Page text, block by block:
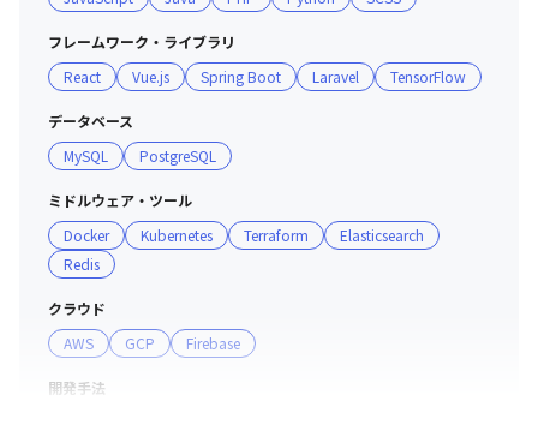
・大阪本社には、社員食堂『でんらく』があり、日替わり
メニューを300円から楽しむことができます
・東京オフィスでは20時以降、会議室がバースペースにな
り、お酒を飲みながら仕事の話からプライベートまでたく
さんの会話が生まれる場になっています
・仕事以外にも打ち込める趣味を持つことが推奨されてお
り、社員同士でのクラブ活動が盛んで、大会出場料をはじ
めクラブ活動費を社内で負担する制度があります
・社員だけでなく社員の家族も大切にする制度があります
Webサイト制作など、独自のデジタルマーケティング技術
を保有しています
・売り上げ至上主義ではなく、顧客満足度にコミットする
フレームワーク・ライブラリ
React
Vue.js Spring Boot Laravel TensorFlow
データベース
MySQL
PostgreSQL
ミドルウェア・ツール
Docker
Kubernetes Terraform
Elasticsearch
Redis
クラウド
AWS
GCP Firebase
開発手法